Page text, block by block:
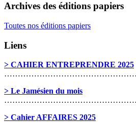
Archives des éditions papiers
Toutes nos éditions papiers
Liens
> CAHIER ENTREPRENDRE 2025
> Le Jamésien du mois
> Cahier AFFAIRES 2025